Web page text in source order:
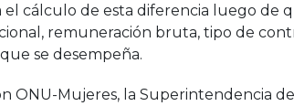
el cálculo de esta diferencia luego de
remuneración bruta, tipo de
se desempeña.
ONU-Mujeres, la Superintendencia